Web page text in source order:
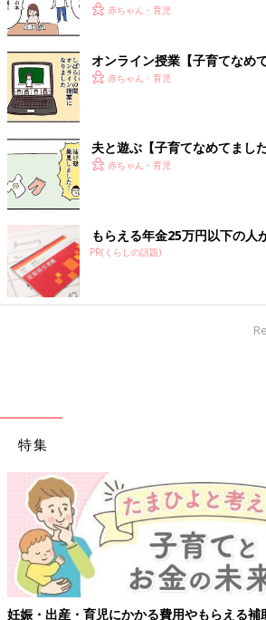
赤ちゃん・育児
オンライン授業【子育てなめ
赤ちゃん・育児
夫と遊ぶ【子育てなめてまし
赤ちゃん・育児
もらえる年金25万円以下の人
PR(くらしの話題)
特集
【ワクチン接種できるものも】妊婦の感染症